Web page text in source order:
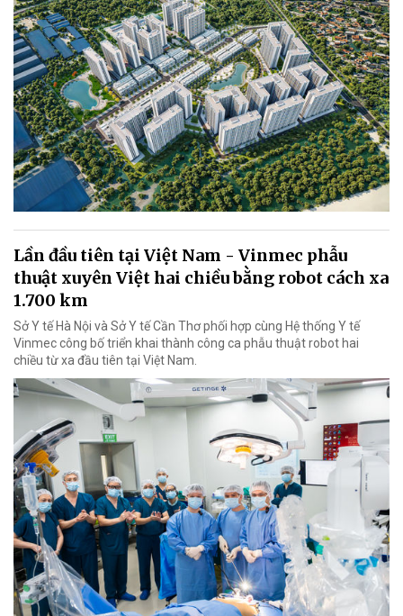
Lần đầu tiên tại Việt Nam - Vinmec phẫu
thuật xuyên Việt hai chiều bằng robot cách xa
1.700 km
Sở Y tế Hà Nội và Sở Y tế Cần Thơ phối hợp cùng Hệ thống Y tế
Vinmec công bố triển khai thành công ca phẫu thuật robot hai
chiều từ xa đầu tiên tại Việt Nam.